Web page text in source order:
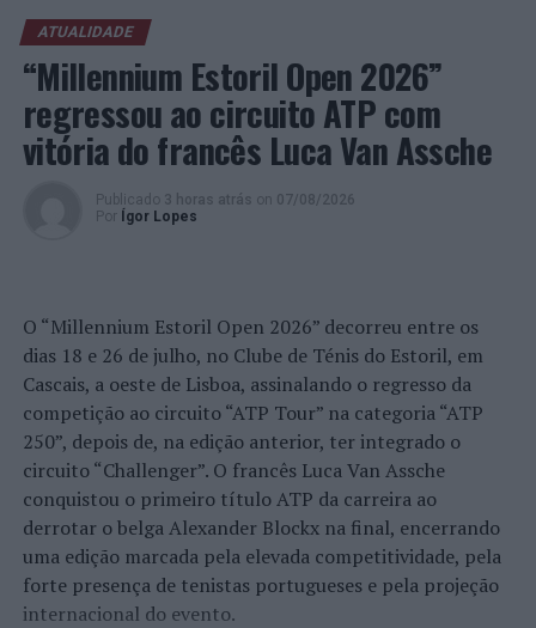
Vítor Marques reconhece o papel que as instituições,
desenvolvimento deste ativo da cidade e lança o repto
aos ceramistas: “venham de vós iniciativas, contem que
nós acompanharemos, para fazermos a nossa cerâmica
chegar cada vez mais longe”.
Neste dia, foi também inaugurada uma exposição das
Exposição
(Foto:
CMCR)
O “Roteiro dos Ceramistas” pode ser adquirido no
Espaço Turismo pelo valor simbólico de 5 euros. Fotos:
CMCR.
TÓPICOS RELACIONADOS:
APRESENTAÇÃO DE LIVRO
CARLOS BARROSO
CASTELO BRANCO
CERÂMICA
CONCEIÇÃO HENRIQUES
DESTAQUE
ATUALIDADE
“Millennium Estoril Open 2026”
regressou ao circuito ATP com
vitória do francês Luca Van Assche
Publicado 3 horas atrás on 07/08/2026
Por
Ígor Lopes
O “Millennium Estoril Open 2026” decorreu entre os
dias 18 e 26 de julho, no Clube de Ténis do Estoril, em
Cascais, a oeste de Lisboa, assinalando o regresso da
competição ao circuito “ATP Tour” na categoria “ATP
250”, depois de, na edição anterior, ter integrado o
circuito “Challenger”. O francês Luca Van Assche
conquistou o primeiro título ATP da carreira ao
derrotar o belga Alexander Blockx na final, encerrando
uma edição marcada pela elevada competitividade, pela
forte presença de tenistas portugueses e pela projeção
internacional do evento.